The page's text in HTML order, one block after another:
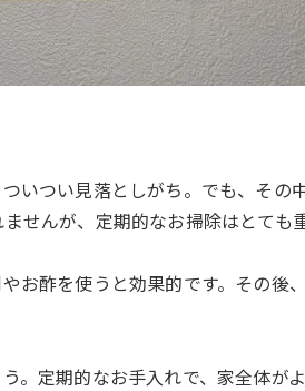
いつい見落としがち。でも、その
せんが、定期的なお掃除はとても
お酢を使うと効果的です。その
定期的なお手入れで、家全体が